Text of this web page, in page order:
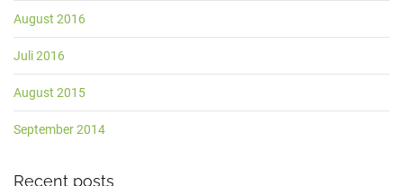
August 2016
Juli 2016
August 2015
September 2014
Recent posts